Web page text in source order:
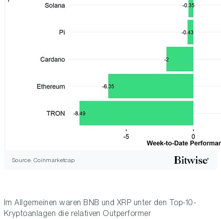
Source: Coinmarketcap
Im Allgemeinen waren BNB und XRP unter den Top-10-
Kryptoanlagen die relativen Outperformer